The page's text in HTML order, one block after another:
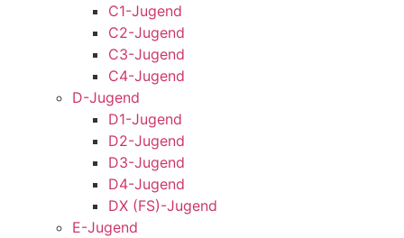
C1-Jugend
C2-Jugend
C3-Jugend
C4-Jugend
D-Jugend
D1-Jugend
D2-Jugend
D3-Jugend
D4-Jugend
DX (FS)-Jugend
E-Jugend